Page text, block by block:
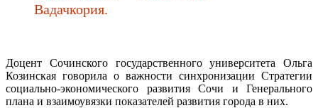
Вадачкория.
Доцент Сочинского государственного университета Ольга
Козинская говорила о важности синхронизации Стратегии
социально-экономического развития Сочи и Генерального
плана и взаимоувязки показателей развития города в них.